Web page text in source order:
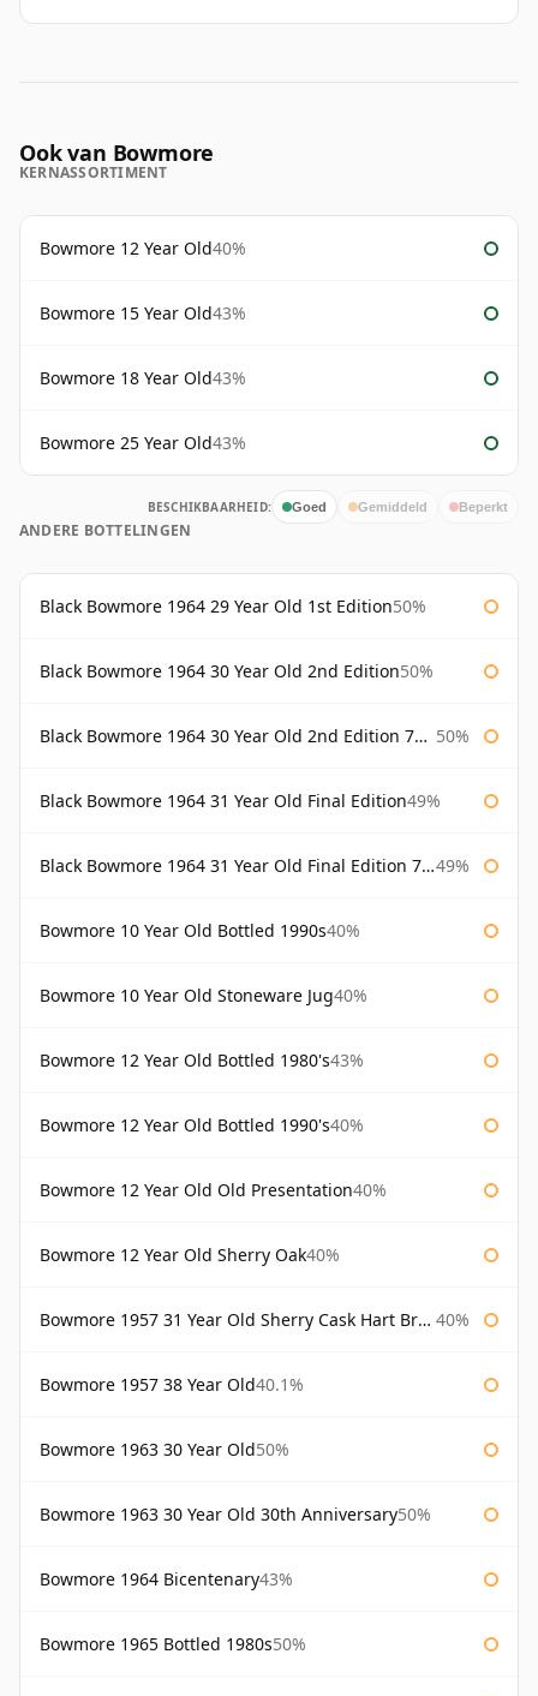
Ook van Bowmore
KERNASSORTIMENT
Bowmore 12 Year Old40%
Bowmore 15 Year Old43%
Bowmore 18 Year Old43%
Bowmore 25 Year Old43%
BESCHIKBAARHEID: Goed Gemiddeld Beperkt
ANDERE BOTTELINGEN
Black Bowmore 1964 29 Year Old 1st Edition50%
Black Bowmore 1964 30 Year Old 2nd Edition50%
Black Bowmore 1964 30 Year Old 2nd Edition 75cl 50%
Black Bowmore 1964 31 Year Old Final Edition49%
Black Bowmore 1964 31 Year Old Final Edition 75cl 49%
Bowmore 10 Year Old Bottled 1990s40%
Bowmore 10 Year Old Stoneware Jug40%
Bowmore 12 Year Old Bottled 1980's43%
Bowmore 12 Year Old Bottled 1990's40%
Bowmore 12 Year Old Old Presentation40%
Bowmore 12 Year Old Sherry Oak40%
Bowmore 1957 31 Year Old Sherry Cask Hart Brothers 40%
Bowmore 1957 38 Year Old40.1%
Bowmore 1963 30 Year Old50%
Bowmore 1963 30 Year Old 30th Anniversary50%
Bowmore 1964 Bicentenary43%
Bowmore 1965 Bottled 1980s50%